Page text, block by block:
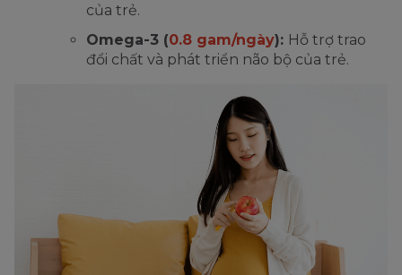
của trẻ.
Omega-3 (0.8 gam/ngày): Hỗ trợ trao
đổi chất và phát triển não bộ của trẻ.